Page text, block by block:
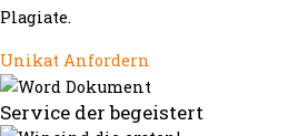
Plagiate.
Unikat Anfordern
Service der begeistert